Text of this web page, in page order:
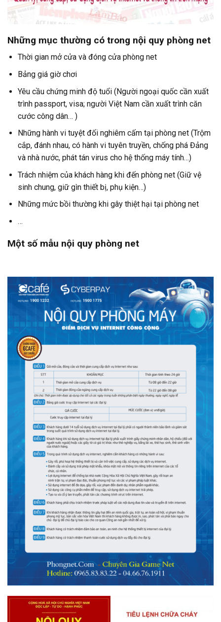
Những mục thường có trong nội quy phòng net
Thời gian mở cửa và đóng cửa phòng net
Bảng giá giờ chơi
Yêu cầu chứng minh độ tuổi (Người ngoại quốc cần xuất
trình passport, visa; người Việt Nam cần xuất trình căn
cước công dân… )
Những hành vi tuyệt đối nghiêm cấm tại phòng net (Trộm
cắp, đánh nhau, có hành vi tuyên truyền, chống phá Đảng
và nhà nước, phát tán virus cho hệ thống máy tính…)
Trách nhiệm của khách hàng khi đến phòng net (Giữ vệ
sinh chung, giữ gìn thiết bị, phụ kiện…)
Những mức bồi thường khi gây thiệt hại tại phòng net
…
Một số mẫu nội quy phòng net